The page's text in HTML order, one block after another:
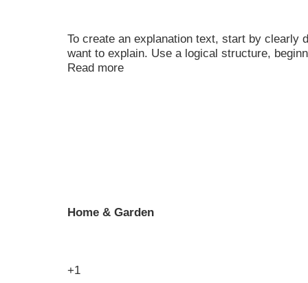
To create an explanation text, start by clearly
want to explain. Use a logical structure,
Read more
Home & Garden
+1